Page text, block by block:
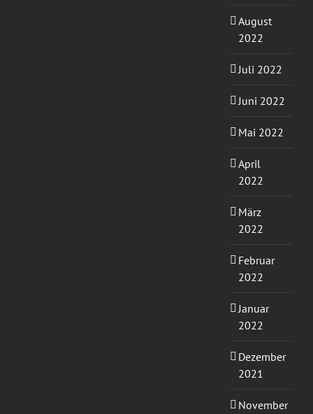
August
2022
Juli 2022
Juni 2022
Mai 2022
April
2022
März
2022
Februar
2022
Januar
2022
Dezember
2021
November